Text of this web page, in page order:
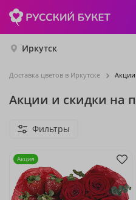
Иркутск
Доставка цветов в Иркутске Акции
Акции и скидки на
Фильтры
Акция